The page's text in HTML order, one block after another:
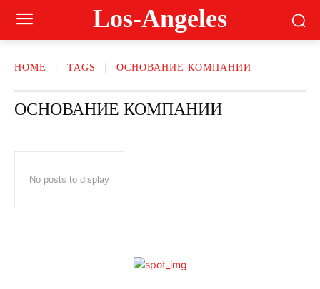
Los-Angeles
HOME TAGS ОСНОВАНИЕ КОМПАНИИ
ОСНОВАНИЕ КОМПАНИИ
No posts to display